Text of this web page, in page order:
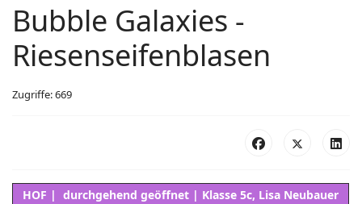
Bubble Galaxies -
Riesenseifenblasen
Zugriffe: 669
HOF | durchgehend geöffnet | Klasse 5c, Lisa Neubauer